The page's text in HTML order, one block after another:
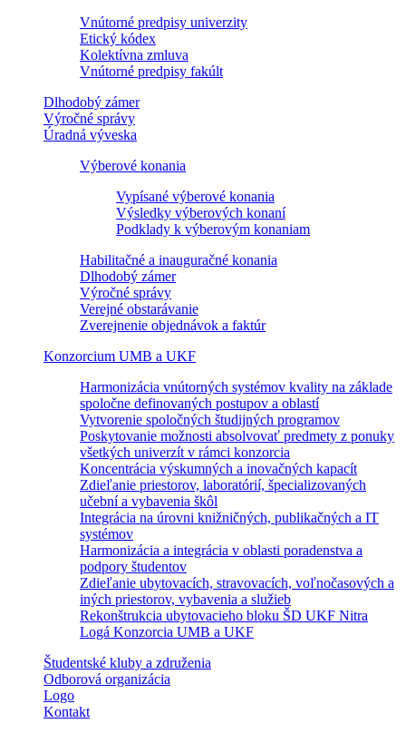
Vnútorné predpisy univerzity
Etický kódex
Kolektívna zmluva
Vnútorné predpisy fakúlt
Dlhodobý zámer
Výročné správy
Úradná výveska
Výberové konania
Vypísané výberové konania
Výsledky výberových konaní
Podklady k výberovým konaniam
Habilitačné a inauguračné konania
Dlhodobý zámer
Výročné správy
Verejné obstarávanie
Zverejnenie objednávok a faktúr
Konzorcium UMB a UKF
Harmonizácia vnútorných systémov kvality na základe
spoločne definovaných postupov a oblastí
Vytvorenie spoločných študijných programov
Poskytovanie možnosti absolvovať predmety z ponuky
všetkých univerzít v rámci konzorcia
Koncentrácia výskumných a inovačných kapacít
Zdieľanie priestorov, laboratórií, špecializovaných
učební a vybavenia škôl
Integrácia na úrovni knižničných, publikačných a IT
systémov
Harmonizácia a integrácia v oblasti poradenstva a
podpory študentov
Zdieľanie ubytovacích, stravovacích, voľnočasových a
iných priestorov, vybavenia a služieb
Rekonštrukcia ubytovacieho bloku ŠD UKF Nitra
Logá Konzorcia UMB a UKF
Študentské kluby a združenia
Odborová organizácia
Logo
Kontakt